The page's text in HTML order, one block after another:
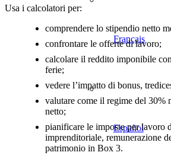
Français
Español
Usa i calcolatori per:
comprendere lo stipendio netto
confrontare le offerte di lavoro;
calcolare il reddito imponibile
ferie;
vedere l’impatto di bonus,
valutare come il regime del 30%
netto;
pianificare le imposte per lavoro
imprenditoriale, remunerazione
patrimonio in Box 3.